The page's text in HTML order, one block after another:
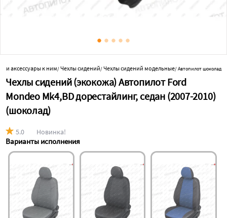
и аксессуары к ним/Чехлы сидений/Чехлы сидений модельные/Автопилот шоколад
Чехлы сидений (экокожа) Автопилот Ford
Mondeo Mk4,BD дорестайлинг, седан (2007-2010)
(шоколад)
5.0 Новинка!
Варианты исполнения